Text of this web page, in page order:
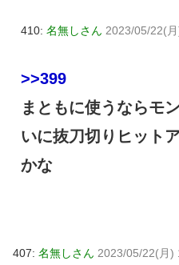
410: 名無しさん 2023/05/22(
>>399
まともに使うならモ
いに抜刀切りヒット
かな
407: 名無しさん 2023/05/22(月)